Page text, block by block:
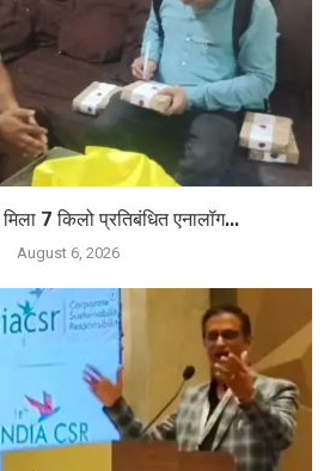
7 किलो प्रतिबंधित एनालॉग...
August 6, 2026